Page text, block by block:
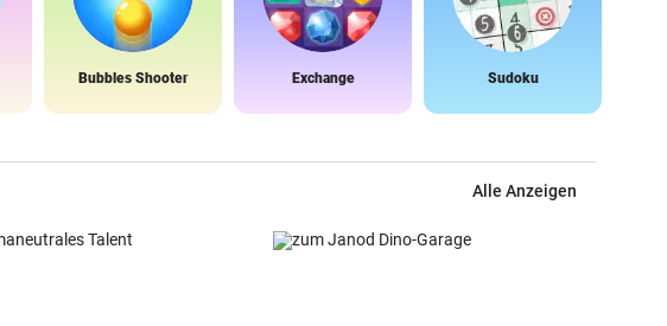
Bubbles Shooter Exchange Sudoku
Alle Anzeigen